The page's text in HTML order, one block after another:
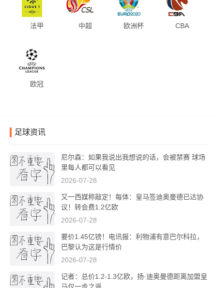
法甲 中超 欧洲杯 CBA
欧冠
足球资讯
尼尔森：如果我说出我想说的话，会被禁赛 球场
里每人都可以看见
2026-07-28
又一西媒称敲定！每体：皇马签迪奥曼德已达协
议！转会费1.2亿欧
2026-07-28
要价1.45亿镑！电讯报：利物浦有意巴尔科拉，
巴黎认为这是行情价
2026-07-28
记者：总价1.2-1.3亿欧，扬·迪奥曼德距离加盟皇